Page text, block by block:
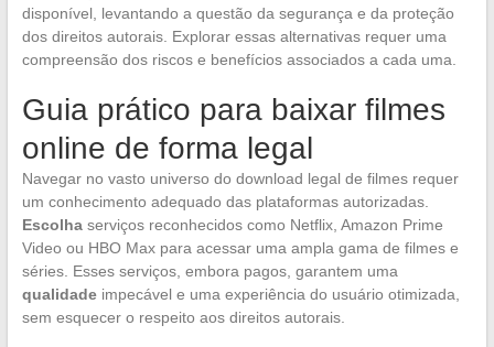
disponível, levantando a questão da segurança e da proteção
dos direitos autorais. Explorar essas alternativas requer uma
compreensão dos riscos e benefícios associados a cada uma.
Guia prático para baixar filmes
online de forma legal
Navegar no vasto universo do download legal de filmes requer
um conhecimento adequado das plataformas autorizadas.
Escolhaserviços reconhecidos como Netflix, Amazon Prime
Video ou HBO Max para acessar uma ampla gama de filmes e
séries. Esses serviços, embora pagos, garantem uma
qualidadeimpecável e uma experiência do usuário otimizada,
sem esquecer o respeito aos direitos autorais.